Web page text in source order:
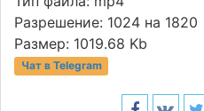
Разрешение: 1024 на 1820
Размер: 1019.68 Kb
Чат в Telegram